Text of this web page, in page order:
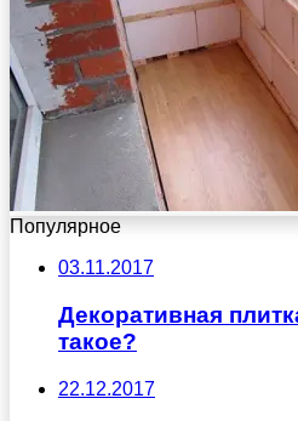
Популярное
03.11.2017
Декоративная
такое?
22.12.2017